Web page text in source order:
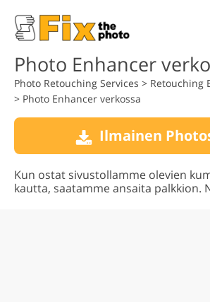
Photo Enhancer
Photo Retouching Services > Retouching
> Photo Enhancer verkossa
Ilmainen
Kun ostat sivustollamme olevien
kautta, saatamme ansaita palkkion.